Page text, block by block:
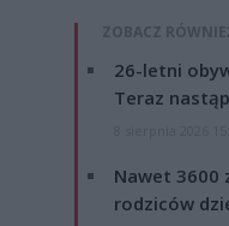
ZOBACZ
26-letni
Teraz
Nawet 3600
rodziców